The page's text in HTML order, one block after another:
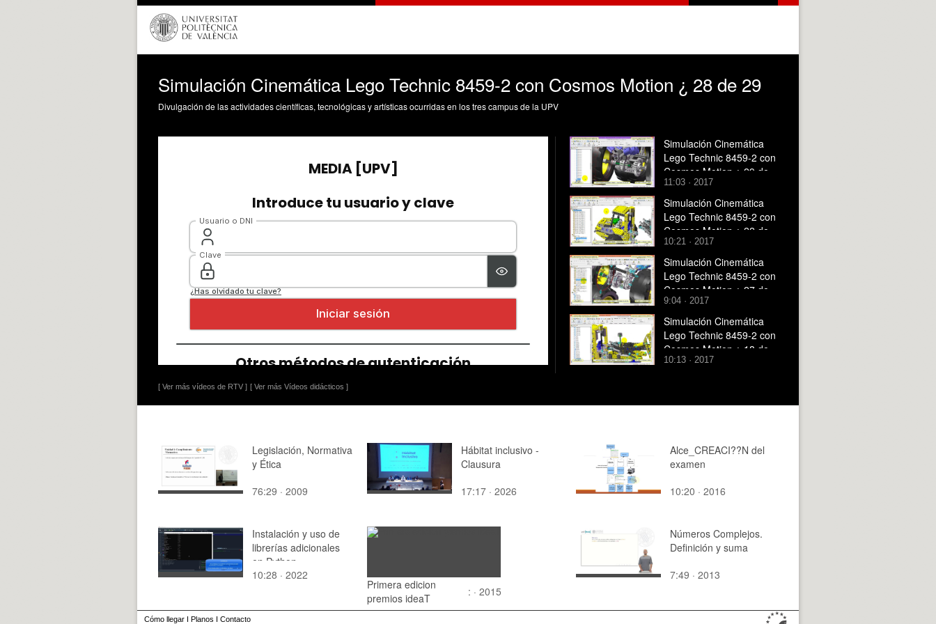
Simulación Cinemática Lego Technic 8459-2 con Cosmos Motion ¿ 28 de 29
Divulgación de las actividades científicas, tecnológicas y artísticas ocurridas en los tres campus de la UPV
[ Ver más vídeos de RTV ] [ Ver más Vídeos didácticos ]
Simulación Cinemática
Lego Technic 8459-2 con
Cosmos Motion ¿ 29 de
29
11:03 · 2017
Simulación Cinemática
Lego Technic 8459-2 con
Cosmos Motion ¿ 22 de
29
10:21 · 2017
Simulación Cinemática
Lego Technic 8459-2 con
Cosmos Motion ¿ 27 de
29
9:04 · 2017
Simulación Cinemática
Lego Technic 8459-2 con
Cosmos Motion ¿ 18 de
29
10:13 · 2017
Legislación, Normativa
y Ética
76:29 · 2009
Hábitat inclusivo -
Clausura
17:17 · 2026
Alce_CREACI??N del
examen
10:20 · 2016
Instalación y uso de
librerías adicionales
en Python
10:28 · 2022
Primera edicion
premios ideaT
: · 2015
Números Complejos.
Definición y suma
7:49 · 2013
Cómo llegar I Planos I Contacto